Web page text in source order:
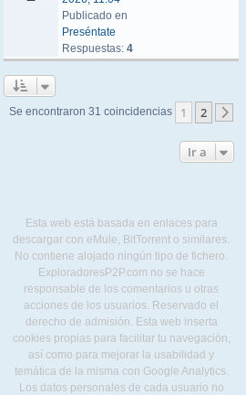
Publicado en
Preséntate
Respuestas: 4
Se encontraron 31 coincidencias 1 2
Ir a
Esta web está basada en enlaces para
descargar con eMule, BitTorrent o similares.
No contiene alojado ningún tipo de fichero.
ExploradoresP2P.com no se hace
responsable de los comentarios u otras
acciones de los usuarios. Reservado el
derecho de admisión. Esta web inserta
cookies propias para facilitar tu navegación,
así como para mejorar la usabilidad y
temática de la misma con Google Analytics.
Los datos personales de cada usuario no